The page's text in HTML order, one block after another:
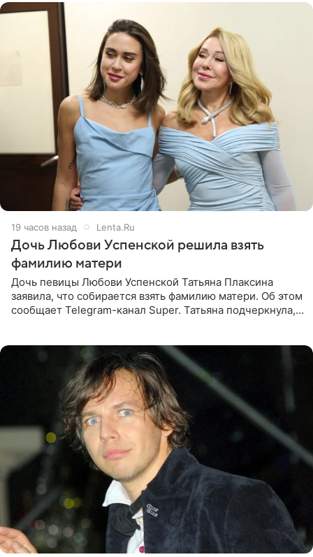
19 часов назад Lenta.Ru
Дочь Любови Успенской решила взять
фамилию матери
Дочь певицы Любови Успенской Татьяна Плаксина
заявила, что собирается взять фамилию матери. Об этом
сообщает Telegram-канал Super. Татьяна подчеркнула,